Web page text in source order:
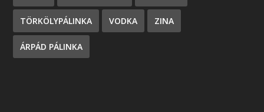
TÖRKÖLYPÁLINKA VODKA ZINA
ÁRPÁD PÁLINKA